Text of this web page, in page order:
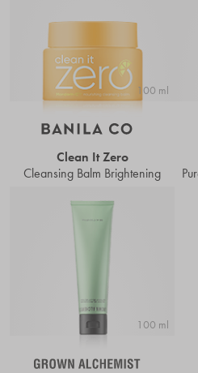
100 ml
Clean It Zero
Cleansing Balm Brightening
100 ml